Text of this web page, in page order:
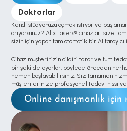
Doktorlar
Kendi stüdyonuzu açmak istiyor ve
arıyorsunuz? Alix Lasers® cihazları size
sizin için yapan tam otomatik bir AI tarayıcı
Cihaz müşterinizin cildini tarar ve tüm
bir şekilde ayarlar, böylece önceden
hemen başlayabilirsiniz. Siz tamamen
müşterilerinize profesyonel tedavi hissi
Online danışmanlık için